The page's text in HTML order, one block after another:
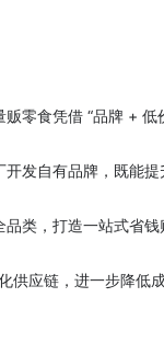
零食凭借 “品牌 + 低
开发自有品牌，既能
类，打造一站式省
供应链，进一步降低